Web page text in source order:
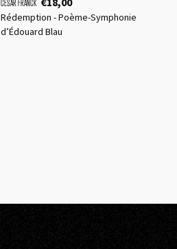
CÉSAR FRANCK
Rédemption - Poème-Symphonie
d’Édouard Blau